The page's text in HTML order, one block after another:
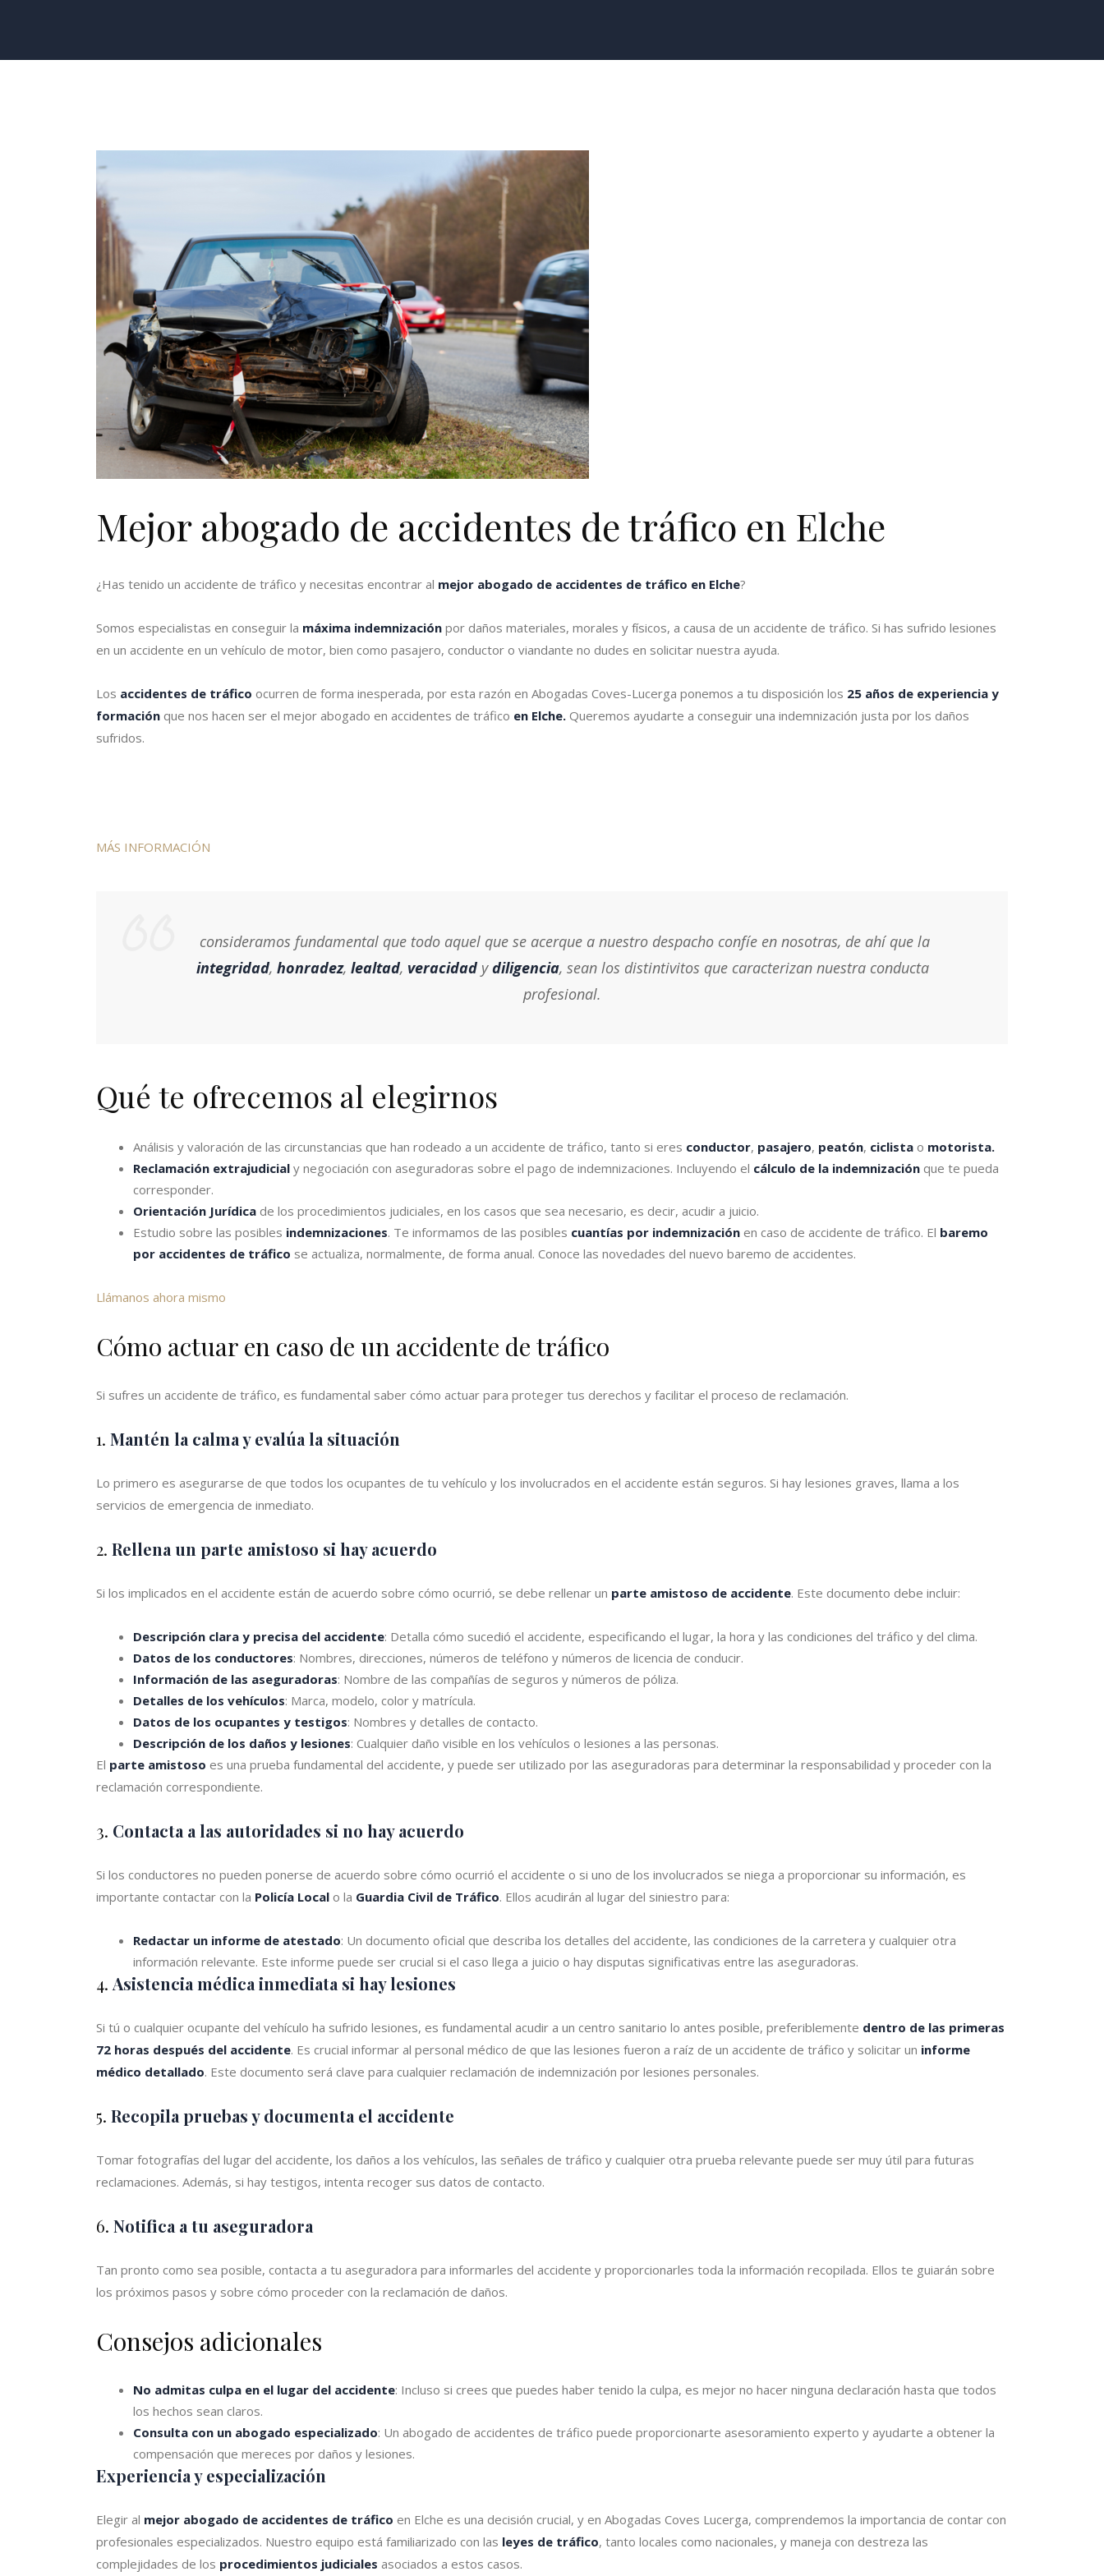
Mejor abogado de accidentes de tráfico en Elche
¿Has tenido un accidente de tráfico y necesitas encontrar al mejor abogado de accidentes de tráfico en Elche?
Somos especialistas en conseguir la máxima indemnización por daños materiales, morales y físicos, a causa de un accidente de tráfico. Si has sufrido lesiones
en un accidente en un vehículo de motor, bien como pasajero, conductor o viandante no dudes en solicitar nuestra ayuda.
Los accidentes de tráfico ocurren de forma inesperada, por esta razón en Abogadas Coves-Lucerga ponemos a tu disposición los 25 años de experiencia y
formación que nos hacen ser el mejor abogado en accidentes de tráfico en Elche. Queremos ayudarte a conseguir una indemnización justa por los daños
sufridos.
MÁS INFORMACIÓN
consideramos fundamental que todo aquel que se acerque a nuestro despacho confíe en nosotras, de ahí que la
integridad, honradez, lealtad, veracidadydiligencia, sean los distintivitos que caracterizan nuestra conducta
profesional.
Qué te ofrecemos al elegirnos
Análisis y valoración de las circunstancias que han rodeado a un accidente de tráfico, tanto si eres conductor, pasajero, peatón, ciclista o motorista.
Reclamación extrajudicial y negociación con aseguradoras sobre el pago de indemnizaciones. Incluyendo el cálculo de la indemnización que te pueda
corresponder.
Orientación Jurídica de los procedimientos judiciales, en los casos que sea necesario, es decir, acudir a juicio.
Estudio sobre las posibles indemnizaciones. Te informamos de las posibles cuantías por indemnización en caso de accidente de tráfico. El baremo
por accidentes de tráfico se actualiza, normalmente, de forma anual. Conoce las novedades del nuevo baremo de accidentes.
Llámanos ahora mismo
Cómo actuar en caso de un accidente de tráfico
Si sufres un accidente de tráfico, es fundamental saber cómo actuar para proteger tus derechos y facilitar el proceso de reclamación.
1. Mantén la calma y evalúa la situación
Lo primero es asegurarse de que todos los ocupantes de tu vehículo y los involucrados en el accidente están seguros. Si hay lesiones graves, llama a los
servicios de emergencia de inmediato.
2. Rellena un parte amistoso si hay acuerdo
Si los implicados en el accidente están de acuerdo sobre cómo ocurrió, se debe rellenar un parte amistoso de accidente. Este documento debe incluir:
Descripción clara y precisa del accidente: Detalla cómo sucedió el accidente, especificando el lugar, la hora y las condiciones del tráfico y del clima.
Datos de los conductores: Nombres, direcciones, números de teléfono y números de licencia de conducir.
Información de las aseguradoras: Nombre de las compañías de seguros y números de póliza.
Detalles de los vehículos: Marca, modelo, color y matrícula.
Datos de los ocupantes y testigos: Nombres y detalles de contacto.
Descripción de los daños y lesiones: Cualquier daño visible en los vehículos o lesiones a las personas.
El parte amistoso es una prueba fundamental del accidente, y puede ser utilizado por las aseguradoras para determinar la responsabilidad y proceder con la
reclamación correspondiente.
3. Contacta a las autoridades si no hay acuerdo
Si los conductores no pueden ponerse de acuerdo sobre cómo ocurrió el accidente o si uno de los involucrados se niega a proporcionar su información, es
importante contactar con la Policía Local o la Guardia Civil de Tráfico. Ellos acudirán al lugar del siniestro para:
Redactar un informe de atestado: Un documento oficial que describa los detalles del accidente, las condiciones de la carretera y cualquier otra
información relevante. Este informe puede ser crucial si el caso llega a juicio o hay disputas significativas entre las aseguradoras.
4. Asistencia médica inmediata si hay lesiones
Si tú o cualquier ocupante del vehículo ha sufrido lesiones, es fundamental acudir a un centro sanitario lo antes posible, preferiblemente dentro de las primeras
72 horas después del accidente. Es crucial informar al personal médico de que las lesiones fueron a raíz de un accidente de tráfico y solicitar un informe
médico detallado. Este documento será clave para cualquier reclamación de indemnización por lesiones personales.
5. Recopila pruebas y documenta el accidente
Tomar fotografías del lugar del accidente, los daños a los vehículos, las señales de tráfico y cualquier otra prueba relevante puede ser muy útil para futuras
reclamaciones. Además, si hay testigos, intenta recoger sus datos de contacto.
6. Notifica a tu aseguradora
Tan pronto como sea posible, contacta a tu aseguradora para informarles del accidente y proporcionarles toda la información recopilada. Ellos te guiarán sobre
los próximos pasos y sobre cómo proceder con la reclamación de daños.
Consejos adicionales
No admitas culpa en el lugar del accidente: Incluso si crees que puedes haber tenido la culpa, es mejor no hacer ninguna declaración hasta que todos
los hechos sean claros.
Consulta con un abogado especializado: Un abogado de accidentes de tráfico puede proporcionarte asesoramiento experto y ayudarte a obtener la
compensación que mereces por daños y lesiones.
Experiencia y especialización
Elegir al mejor abogado de accidentes de tráfico en Elche es una decisión crucial, y en Abogadas Coves Lucerga, comprendemos la importancia de contar con
profesionales especializados. Nuestro equipo está familiarizado con las leyes de tráfico, tanto locales como nacionales, y maneja con destreza las
complejidades de los procedimientos judiciales asociados a estos casos.